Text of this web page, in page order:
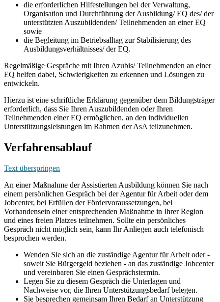
die erforderlichen Hilfestellungen bei der Verwaltung,
Organisation und Durchführung der Ausbildung/ EQ des/ der
unterstützten Auszubildenden/ Teilnehmenden an einer EQ
sowie
die Begleitung im Betriebsalltag zur Stabilisierung des
Ausbildungsverhältnisses/ der EQ.
Regelmäßige Gespräche mit Ihren Azubis/ Teilnehmenden an einer
EQ helfen dabei, Schwierigkeiten zu erkennen und Lösungen zu
entwickeln.
Hierzu ist eine schriftliche Erklärung gegenüber dem Bildungsträger
erforderlich, dass Sie Ihren Auszubildenden oder Ihren
Teilnehmenden einer EQ ermöglichen, an den individuellen
Unterstützungsleistungen im Rahmen der AsA teilzunehmen.
Verfahrensablauf
Text überspringen
An einer Maßnahme der Assistierten Ausbildung können Sie nach
einem persönlichen Gespräch bei der Agentur für Arbeit oder dem
Jobcenter, bei Erfüllen der Fördervoraussetzungen, bei
Vorhandensein einer entsprechenden Maßnahme in Ihrer Region
und eines freien Platzes teilnehmen. Sollte ein persönliches
Gespräch nicht möglich sein, kann Ihr Anliegen auch telefonisch
besprochen werden.
Wenden Sie sich an die zuständige Agentur für Arbeit oder -
soweit Sie Bürgergeld beziehen - an das zuständige Jobcenter
und vereinbaren Sie einen Gesprächstermin.
Legen Sie zu diesem Gespräch die Unterlagen und
Nachweise vor, die Ihren Unterstützungsbedarf belegen.
Sie besprechen gemeinsam Ihren Bedarf an Unterstützung